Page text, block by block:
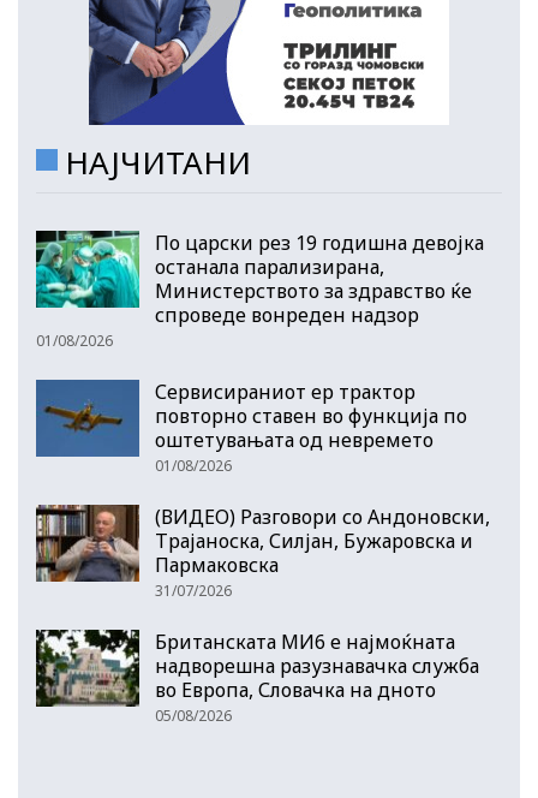
НАЈЧИТАНИ
По царски рез 19 годишна девојка
останала парализирана,
Министерството за здравство ќе
спроведе вонреден надзор
01/08/2026
Сервисираниот ер трактор
повторно ставен во функција по
оштетувањата од невремето
01/08/2026
(ВИДЕО) Разговори со Андоновски,
Трајаноска, Силјан, Бужаровска и
Пармаковска
31/07/2026
Британската МИ6 е најмоќната
надворешна разузнавачка служба
во Европа, Словачка на дното
05/08/2026